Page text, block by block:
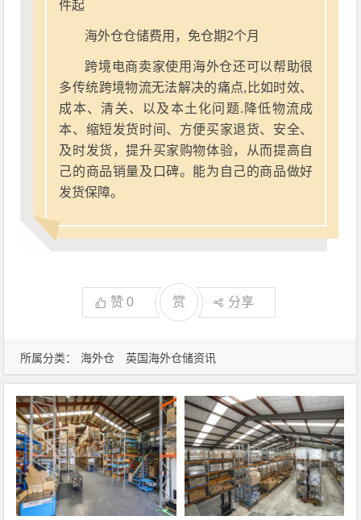
所属分类： 海外仓 英国海外仓储资讯
件起
海外仓仓储费用，免仓期2个月
跨境电商卖家使用海外仓还可以帮助很
多传统跨境物流无法解决的痛点,比如时效、
成本、清关、以及本土化问题.降低物流成
本、缩短发货时间、方便买家退货、安全、
及时发货，提升买家购物体验，从而提高自
己的商品销量及口碑。能为自己的商品做好
发货保障。
赞0 赏 分享